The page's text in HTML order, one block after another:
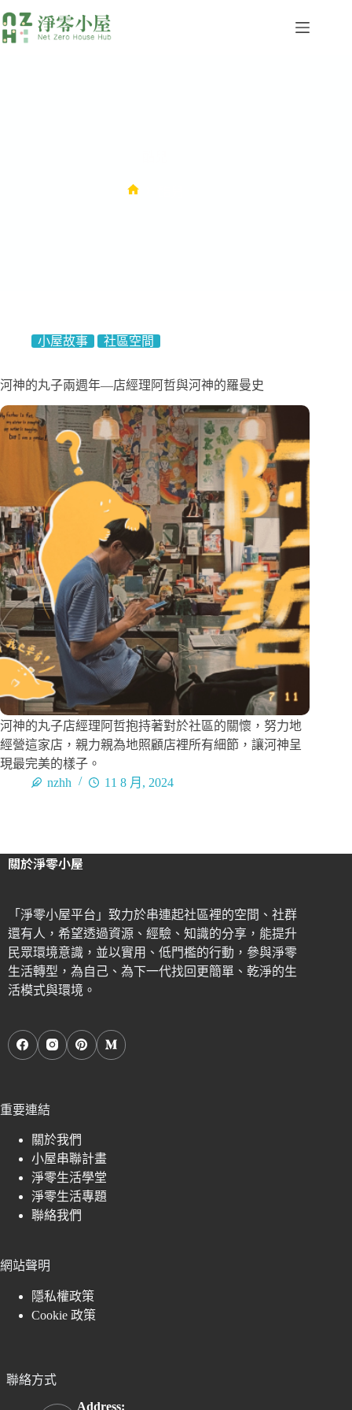
小屋故事 社區空間
河神的丸子兩週年—店經理阿哲與河神的羅曼史
河神的丸子店經理阿哲抱持著對於社區的關懷，努力地
經營這家店，親力親為地照顧店裡所有細節，讓河神呈
現最完美的樣子。
nzhh
11 8 月, 2024
關於淨零小屋
「淨零小屋平台」致力於串連起社區裡的空間、社群
還有人，希望透過資源、經驗、知識的分享，能提升
民眾環境意識，並以實用、低門檻的行動，參與淨零
生活轉型，為自己、為下一代找回更簡單、乾淨的生
活模式與環境。
重要連結
關於我們
小屋串聯計畫
淨零生活學堂
淨零生活專題
聯絡我們
網站聲明
隱私權政策
Cookie 政策
聯絡方式
Address: